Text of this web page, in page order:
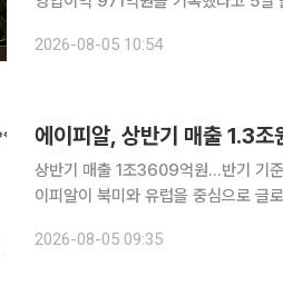
를 경신했다. 뇌전증 신약 ‘세노바메
2026-08-05 10:54
에이피알, 상반기 매출 1.3
상반기 매출 1조3609억원…반기 기
이피알이 북미와 유럽을 중심으로 글
일 밝혔다. 지난해 연간 매출(1조
2026-08-05 09:35